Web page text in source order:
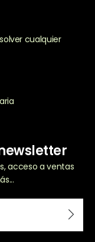
cualquier
acceso a ventas